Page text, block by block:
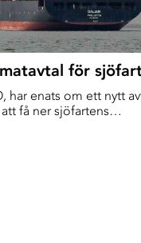
för
har enats om ett nytt
få ner sjöfartens